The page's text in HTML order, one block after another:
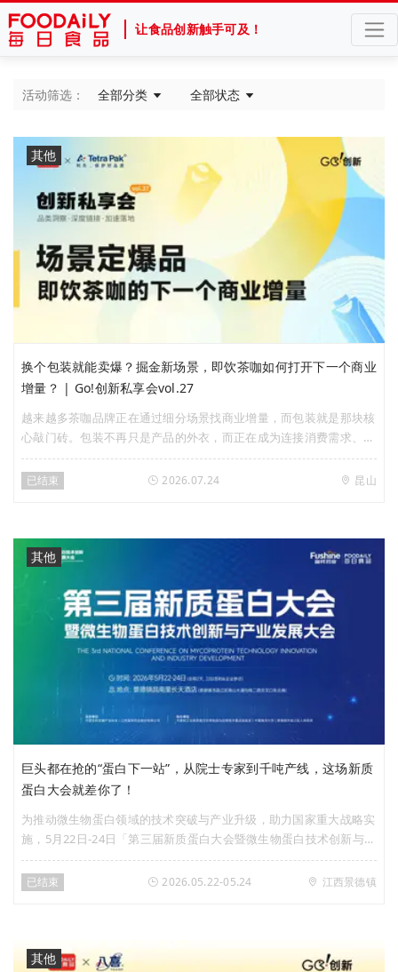
让食品创新触手可及！
活动筛选： 全部分类 全部状态
其他
换个包装就能卖爆？掘金新场景，即饮茶咖如何打开下一个商业
增量？ | Go!创新私享会vol.27
越来越多茶咖品牌正在通过细分场景找商业增量，而包装就是那块核
心敲门砖。包装不再只是产品的外衣，而正在成为连接消费需求、重
塑消费场景、创造商业增量的重要载体。在此背景下，Foodaily于7
月24日（周五）携手国际包装企业利乐，特别策划「场景定爆品，即
来看，还有哪些已经被验证的增长方向？功能化、养生化、新鲜体
验，将如何重构下一代即饮茶咖产品？品牌如何通过产品、工艺与包
品牌兼顾体验价值与商业价值？
已结束 2026.07.24 昆山
其他
巨头都在抢的“蛋白下一站”，从院士专家到千吨产线，这场新质
蛋白大会就差你了！
为推动微生物蛋白领域的技术突破与产业升级，助力国家重大战略实
施，5月22日-24日「第三届新质蛋白大会暨微生物蛋白技术创新与产
业发展大会」在江西省景德镇市召开。Foodaily联合富祥股份深度参
与策划该专题内容，全力助推蛋白创新赛道的发展，深入探讨新质蛋
已结束 2026.05.22-05.24 江西景德镇
其他